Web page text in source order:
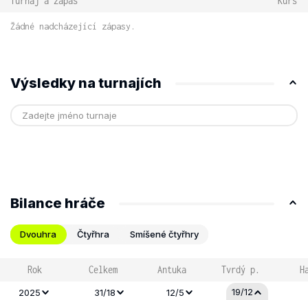
Žádné nadcházející zápasy.
Výsledky na turnajích
Bilance hráče
Dvouhra Čtyřhra Smíšené čtyřhry
Rok Celkem Antuka Tvrdý p.
2025 31/18 12/5 19/12